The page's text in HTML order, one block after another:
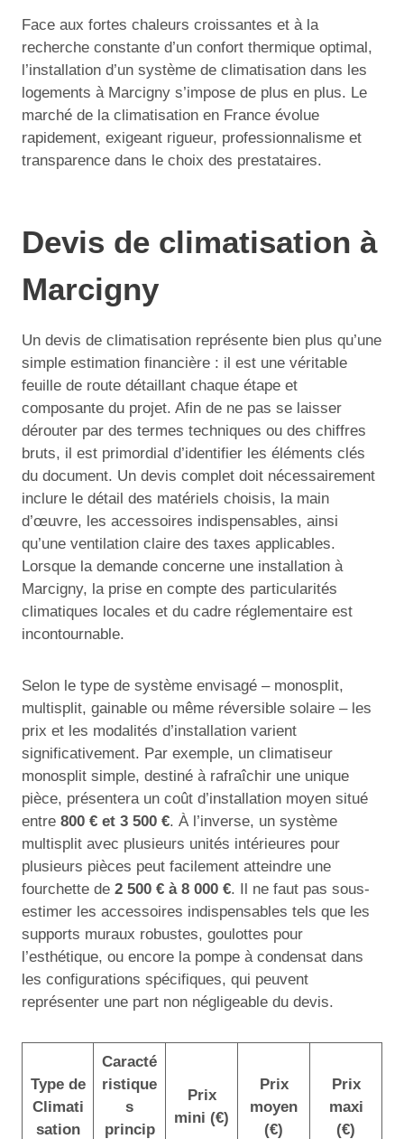
Face aux fortes chaleurs croissantes et à la
recherche constante d’un confort thermique optimal,
l’installation d’un système de climatisation dans les
logements à Marcigny s’impose de plus en plus. Le
marché de la climatisation en France évolue
rapidement, exigeant rigueur, professionnalisme et
transparence dans le choix des prestataires.
Devis de climatisation à
Marcigny
Un devis de climatisation représente bien plus qu’une
simple estimation financière : il est une véritable
feuille de route détaillant chaque étape et
composante du projet. Afin de ne pas se laisser
dérouter par des termes techniques ou des chiffres
bruts, il est primordial d’identifier les éléments clés
du document. Un devis complet doit nécessairement
inclure le détail des matériels choisis, la main
d’œuvre, les accessoires indispensables, ainsi
qu’une ventilation claire des taxes applicables.
Lorsque la demande concerne une installation à
Marcigny, la prise en compte des particularités
climatiques locales et du cadre réglementaire est
incontournable.
Selon le type de système envisagé – monosplit,
multisplit, gainable ou même réversible solaire – les
prix et les modalités d’installation varient
significativement. Par exemple, un climatiseur
monosplit simple, destiné à rafraîchir une unique
pièce, présentera un coût d’installation moyen situé
entre 800 € et 3 500 €. À l’inverse, un système
multisplit avec plusieurs unités intérieures pour
plusieurs pièces peut facilement atteindre une
fourchette de 2 500 € à 8 000 €. Il ne faut pas sous-
estimer les accessoires indispensables tels que les
supports muraux robustes, goulottes pour
l’esthétique, ou encore la pompe à condensat dans
les configurations spécifiques, qui peuvent
représenter une part non négligeable du devis.
Type de
Climati
sation
Caracté
ristique
s
princip
Prix
mini (€)
Prix
moyen
(€)
Prix
maxi
(€)